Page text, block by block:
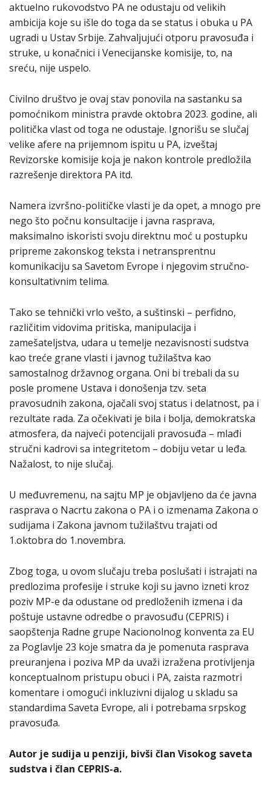
aktuelno rukovodstvo PA ne odustaju od velikih
ambicija koje su išle do toga da se status i obuka u PA
ugradi u Ustav Srbije. Zahvaljujući otporu pravosuđa i
struke, u konačnici i Venecijanske komisije, to, na
sreću, nije uspelo.
Civilno društvo je ovaj stav ponovila na sastanku sa
pomoćnikom ministra pravde oktobra 2023. godine, ali
politička vlast od toga ne odustaje. Ignorišu se slučaj
velike afere na prijemnom ispitu u PA, izveštaj
Revizorske komisije koja je nakon kontrole predložila
razrešenje direktora PA itd.
Namera izvršno-političke vlasti je da opet, a mnogo pre
nego što počnu konsultacije i javna rasprava,
maksimalno iskoristi svoju direktnu moć u postupku
pripreme zakonskog teksta i netransprentnu
komunikaciju sa Savetom Evrope i njegovim stručno-
konsultativnim telima.
Tako se tehnički vrlo vešto, a suštinski – perfidno,
različitim vidovima pritiska, manipulacija i
zamešateljstva, udara u temelje nezavisnosti sudstva
kao treće grane vlasti i javnog tužilaštva kao
samostalnog državnog organa. Oni bi trebali da su
posle promene Ustava i donošenja tzv. seta
pravosudnih zakona, ojačali svoj status i delatnost, pa i
rezultate rada. Za očekivati je bila i bolja, demokratska
atmosfera, da najveći potencijali pravosuđa – mlađi
stručni kadrovi sa integritetom – dobiju vetar u leđa.
Nažalost, to nije slučaj.
U međuvremenu, na sajtu MP je objavljeno da će javna
rasprava o Nacrtu zakona o PA i o izmenama Zakona o
sudijama i Zakona javnom tužilaštvu trajati od
1.oktobra do 1.novembra.
Zbog toga, u ovom slučaju treba poslušati i istrajati na
predlozima profesije i struke koji su javno izneti kroz
poziv MP-e da odustane od predloženih izmena i da
poštuje ustavne odredbe o pravosuđu (CEPRIS) i
saopštenja Radne grupe Nacionolnog konventa za EU
za Poglavlje 23 koje smatra da je pomenuta rasprava
preuranjena i poziva MP da uvaži izražena protivljenja
konceptualnom pristupu obuci i PA, zaista razmotri
komentare i omogući inkluzivni dijalog u skladu sa
standardima Saveta Evrope, ali i potrebama srpskog
pravosuđa.
Autor je sudija u penziji, bivši član Visokog saveta
sudstva i član CEPRIS-a.